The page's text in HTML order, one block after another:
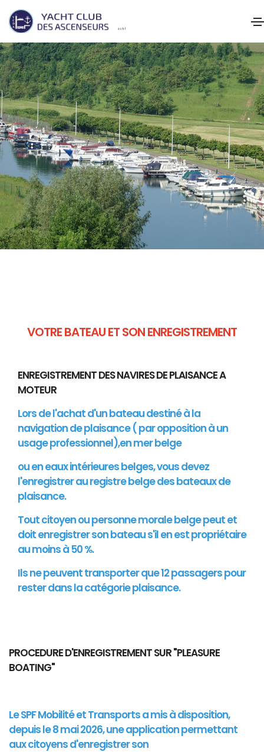
VOTRE BATEAU ET SON ENREGISTREMENT
ENREGISTREMENT DES NAVIRES DE PLAISANCE A
MOTEUR
Lors de l'achat d'un bateau destiné à la
navigation de plaisance ( par opposition à un
usage professionnel),en mer belge
ou en eaux intérieures belges, vous devez
l'enregistrer au registre belge des bateaux de
plaisance.
Tout citoyen ou personne morale belge peut et
doit enregistrer son bateau s'il en est propriétaire
au moins à 50 %.
Ils ne peuvent transporter que 12 passagers pour
rester dans la catégorie plaisance.
PROCEDURE D'ENREGISTREMENT SUR "PLEASURE
BOATING"
Le SPF Mobilité et Transports a mis à disposition,
depuis le 8 mai 2026, une application permettant
aux citoyens d'enregistrer son